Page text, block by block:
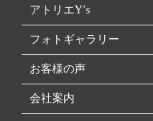
アトリエY’s
フォトギャラリー
お客様の声
会社案内